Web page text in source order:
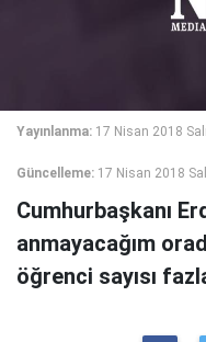
Yayınlanma: 17 Nisan 2018
Güncelleme: 17 Nisan 2018
Cumhurbaşkanı
anmayacağım
öğrenci sayısı